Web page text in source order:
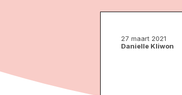
27 maart 2021
Danielle Kliwon